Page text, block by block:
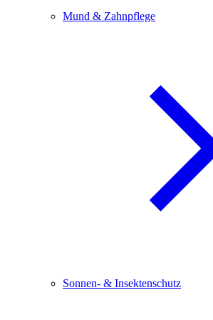
Mund & Zahnpflege
Sonnen- & Insektenschutz